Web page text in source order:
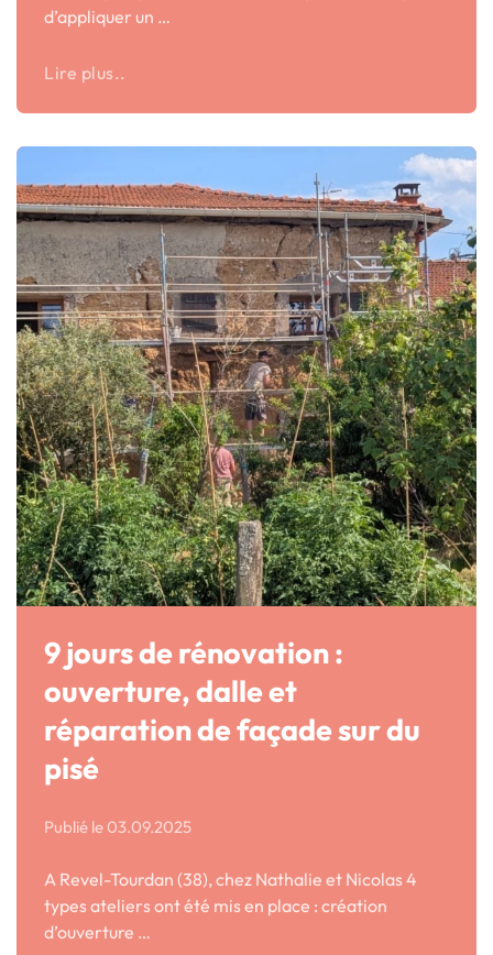
d’appliquer un …
Lire plus..
9 jours de rénovation :
ouverture, dalle et
réparation de façade sur du
pisé
Publié le03.09.2025
A Revel-Tourdan (38), chez Nathalie et Nicolas 4
types ateliers ont été mis en place : création
d’ouverture …